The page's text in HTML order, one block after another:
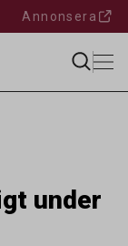
Annonsera
under